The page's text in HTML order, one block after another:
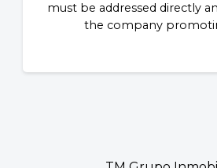
must be addressed directly
the company